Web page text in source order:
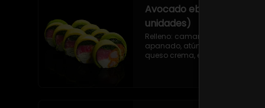
Avocado ebi maguro (9
unidades)
Relleno: camarón ecuatoriano
apanado, atún, ciboulette y
queso crema, envuelto en palta